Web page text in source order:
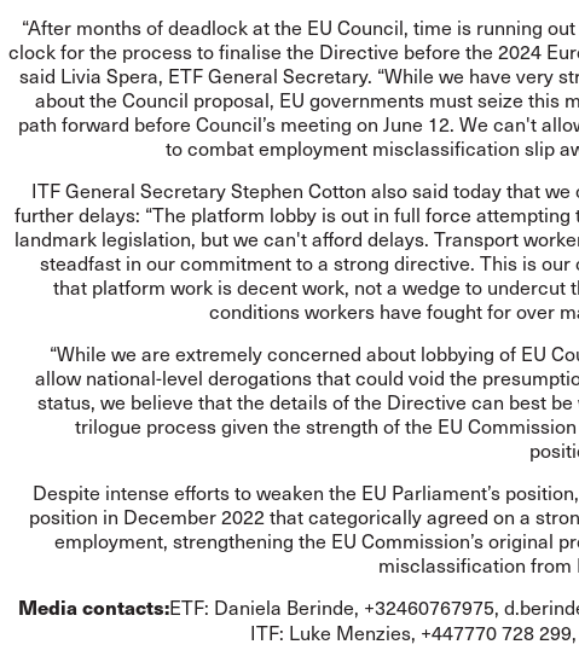
“After months of deadlock at the EU Council, time is running
clock for the process to finalise the Directive before the 2024
said Livia Spera, ETF General Secretary. “While we have very
about the Council proposal, EU governments must seize this
path forward before Council’s meeting on June 12. We can't
to combat employment misclassification slip
ITF General Secretary Stephen Cotton also said today that
further delays: “The platform lobby is out in full force
landmark legislation, but we can't afford delays. Transport
steadfast in our commitment to a strong directive. This is our
that platform work is decent work, not a wedge to undercut
conditions workers have fought for over
“While we are extremely concerned about lobbying of EU
allow national-level derogations that could void the
status, we believe that the details of the Directive can best
trilogue process given the strength of the EU
Despite intense efforts to weaken the EU Parliament’s
position in December 2022 that categorically agreed on a
employment, strengthening the EU Commission’s original
misclassification from
Media contacts:ETF: Daniela Berinde, +32460767975,
ITF: Luke Menzies, +447770 728 299,